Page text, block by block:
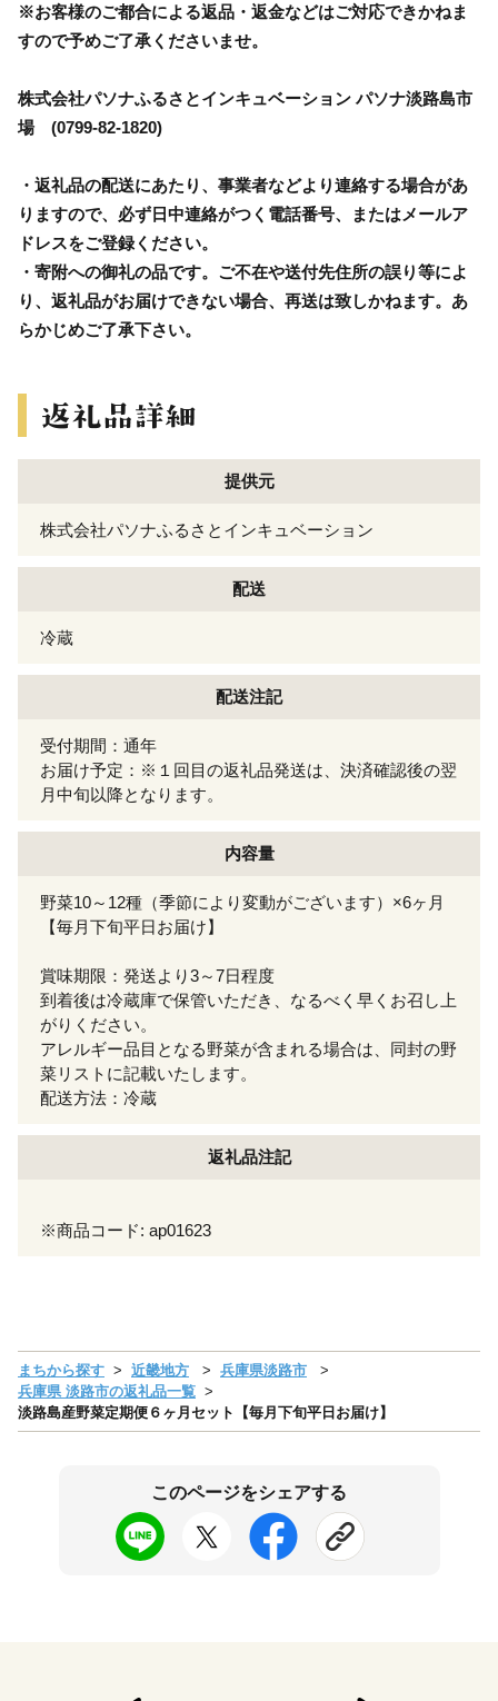
※お客様のご都合による返品・返金などはご対応できかねま
すので予めご了承くださいませ。
株式会社パソナふるさとインキュベーション パソナ淡路島市
場 (0799-82-1820)
・返礼品の配送にあたり、事業者などより連絡する場合があ
りますので、必ず日中連絡がつく電話番号、またはメールア
ドレスをご登録ください。
・寄附への御礼の品です。ご不在や送付先住所の誤り等によ
り、返礼品がお届けできない場合、再送は致しかねます。あ
らかじめご了承下さい。
提供元
株式会社パソナふるさとインキュベーション
配送
冷蔵
配送注記
受付期間：通年
お届け予定：※１回目の返礼品発送は、決済確認後の翌
月中旬以降となります。
内容量
野菜10～12種（季節により変動がございます）×6ヶ月
【毎月下旬平日お届け】
賞味期限：発送より3～7日程度
到着後は冷蔵庫で保管いただき、なるべく早くお召し上
がりください。
アレルギー品目となる野菜が含まれる場合は、同封の野
菜リストに記載いたします。
配送方法：冷蔵
返礼品注記
※商品コード: ap01623
まちから探す 近畿地方
兵庫県淡路市
兵庫県 淡路市の返礼品一覧
淡路島産野菜定期便６ヶ月セット【毎月下旬平日お届け】
このページをシェアする